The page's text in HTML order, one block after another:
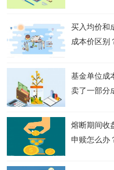
买入均价和
成本价区别
基金单位成
卖了一部分
熔断期间收
申赎怎么办